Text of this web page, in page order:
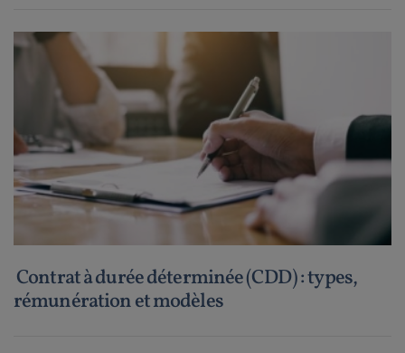
Contrat à durée déterminée (CDD) : types,
rémunération et modèles